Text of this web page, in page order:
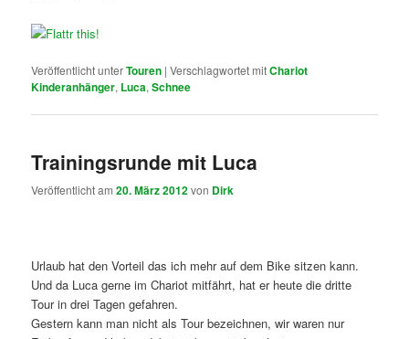
Veröffentlicht unterTouren |Verschlagwortet mitChariot
Kinderanhänger, Luca,Schnee
Trainingsrunde mit Luca
Veröffentlicht am20. März 2012von Dirk
Urlaub hat den Vorteil das ich mehr auf dem Bike sitzen kann.
Und da Luca gerne im Chariot mitfährt, hat er heute die dritte
Tour in drei Tagen gefahren.
Gestern kann man nicht als Tour bezeichnen, wir waren nur